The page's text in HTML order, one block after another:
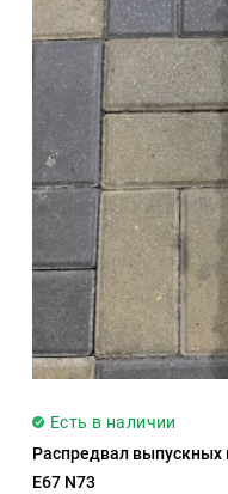
Есть в наличии
Распредвал выпускных
E67 N73